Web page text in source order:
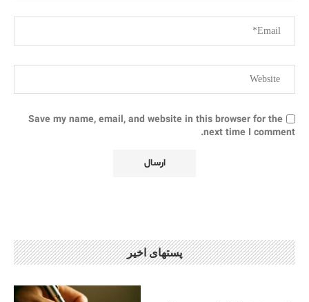
Save my name, email, and website in this browser for the
next time I comment.
پستهای اخیر